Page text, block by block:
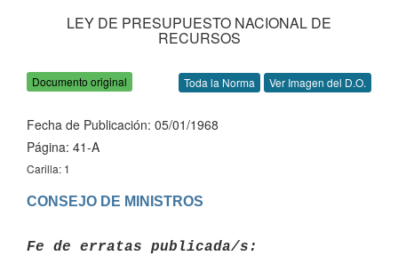
LEY DE PRESUPUESTO NACIONAL DE
RECURSOS
Documento original Toda la Norma Ver Imagen del D.O.
Fecha de Publicación: 05/01/1968
Página: 41-A
Carilla: 1
CONSEJO DE MINISTROS
Fe de erratas publicada/s: